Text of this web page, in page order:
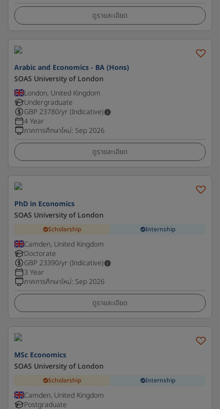
ดูรายละเอียด
Arabic and Economics - BA (Hons)
SOAS University of London
London, United Kingdom
Undergraduate
GBP 23780/yr (Indicative)
4 Year
ภาคการศึกษาใหม่: Sep 2026
ดูรายละเอียด
PhD in Economics
SOAS University of London
Scholarship Internship
Camden, United Kingdom
Doctorate
GBP 23390/yr (Indicative)
3 Year
ภาคการศึกษาใหม่: Sep 2026
ดูรายละเอียด
MSc Economics
SOAS University of London
Scholarship Internship
Camden, United Kingdom
Postgraduate